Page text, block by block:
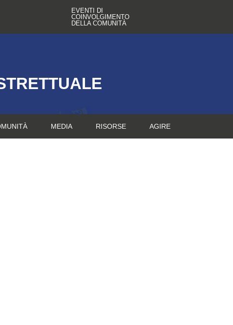
EVENTI DI
COINVOLGIMENTO
DELLA COMUNITÀ
MEDIA RISORSE AGIRE